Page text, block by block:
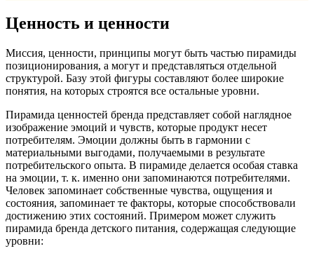
Ценность и ценности
Миссия, ценности, принципы могут быть частью пирамиды
позиционирования, а могут и представляться отдельной
структурой. Базу этой фигуры составляют более широкие
понятия, на которых строятся все остальные уровни.
Пирамида ценностей бренда представляет собой наглядное
изображение эмоций и чувств, которые продукт несет
потребителям. Эмоции должны быть в гармонии с
материальными выгодами, получаемыми в результате
потребительского опыта. В пирамиде делается особая ставка
на эмоции, т. к. именно они запоминаются потребителями.
Человек запоминает собственные чувства, ощущения и
состояния, запоминает те факторы, которые способствовали
достижению этих состояний. Примером может служить
пирамида бренда детского питания, содержащая следующие
уровни: